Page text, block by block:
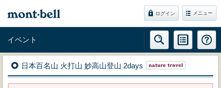
ログイン メニュー
イベント
日本百名山 火打山 妙高山登山 2days